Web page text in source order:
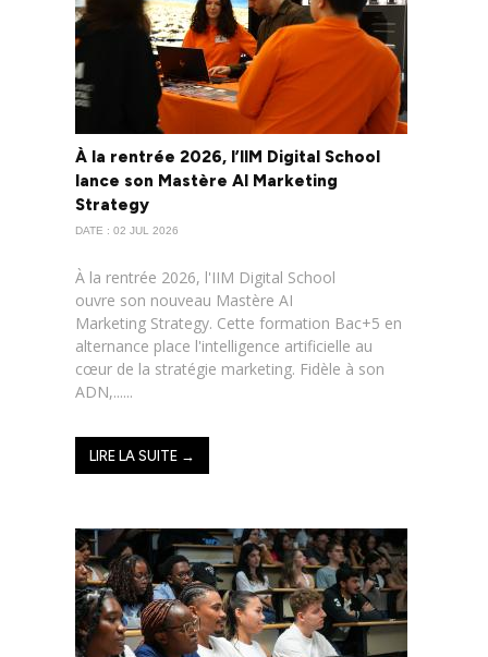
À la rentrée 2026, l’IIM Digital School
lance son Mastère AI Marketing
Strategy
DATE : 02 JUL 2026
À la rentrée 2026, l'IIM Digital School
ouvre son nouveau Mastère AI
Marketing Strategy. Cette formation Bac+5 en
alternance place l'intelligence artificielle au
cœur de la stratégie marketing. Fidèle à son
ADN,......
LIRE LA SUITE →